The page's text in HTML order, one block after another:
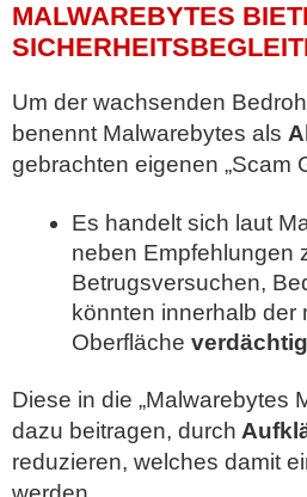
MALWAREBYTES
Um der wachsenden
benennt Malwarebytes als
gebrachten eigenen „Scam
Es handelt sich laut
neben Empfehlungen
Betrugsversuchen,
könnten innerhalb der
Oberfläche
Diese in die „Malwarebytes
dazu beitragen, durch
reduzieren, welches damit